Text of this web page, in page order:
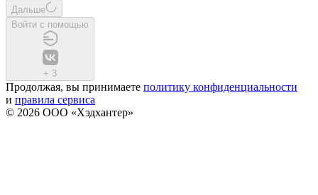
Дальше
Войти с помощью
+ 3
Продолжая, вы принимаете политику конфиденциальности
и правила сервиса
© 2026 ООО «Хэдхантер»